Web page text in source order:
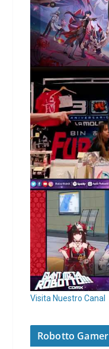
Visita Nuestro Canal
Robotto Gamer